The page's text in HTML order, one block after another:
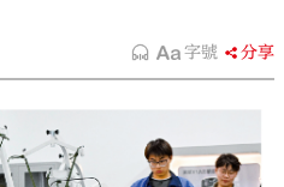
字號 分享